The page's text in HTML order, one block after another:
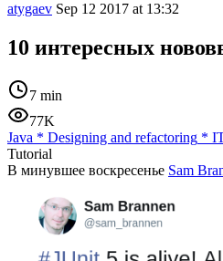
atygaev Sep 12 2017 at 13:32
10 интересных
7 min
77K
Java * Designing and refactoring *
Tutorial
В минувшее воскресенье Sam